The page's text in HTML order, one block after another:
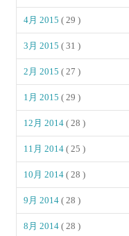
4月 2015( 29 )
3月 2015( 31 )
2月 2015( 27 )
1月 2015( 29 )
12月 2014( 28 )
11月 2014( 25 )
10月 2014( 28 )
9月 2014( 28 )
8月 2014( 28 )